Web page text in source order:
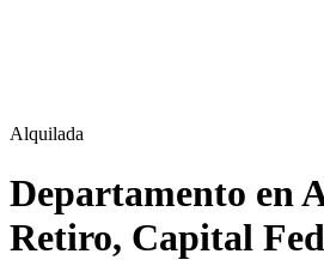
Alquilada
Departamento en
Retiro, Capital